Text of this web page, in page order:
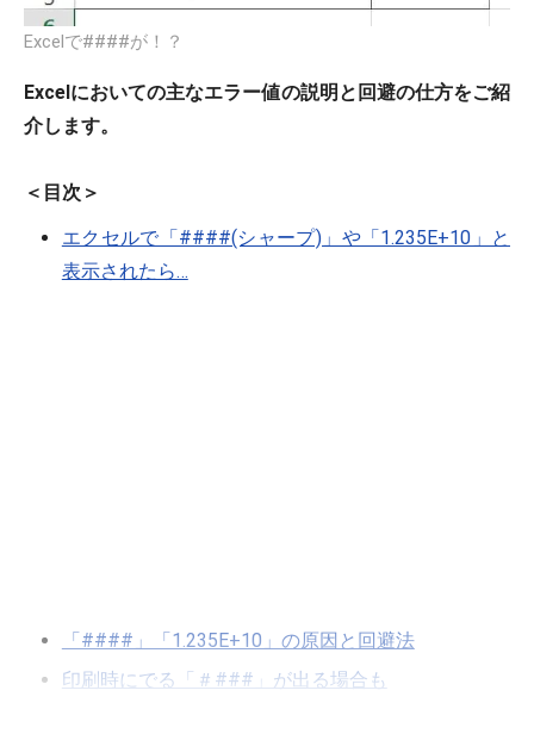
Excelで####が！？
Excelにおいての主なエラー値の説明と回避の仕方をご紹
介します。
＜目次＞
エクセルで「####(シャープ)」や「1.235E+10」と
表示されたら…
「####」「1.235E+10」の原因と回避法
印刷時にでる「＃###」が出る場合も